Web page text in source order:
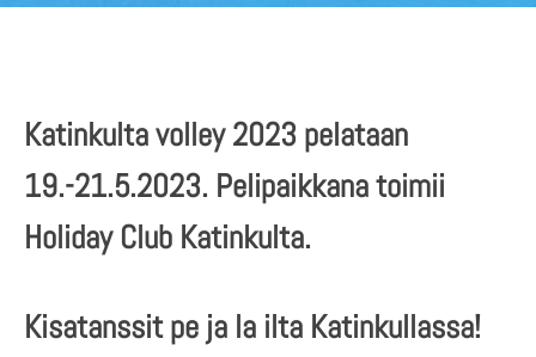
Katinkulta volley 2023 pelataan
19.-21.5.2023. Pelipaikkana toimii
Holiday Club Katinkulta.
Kisatanssit pe ja la ilta Katinkullassa!